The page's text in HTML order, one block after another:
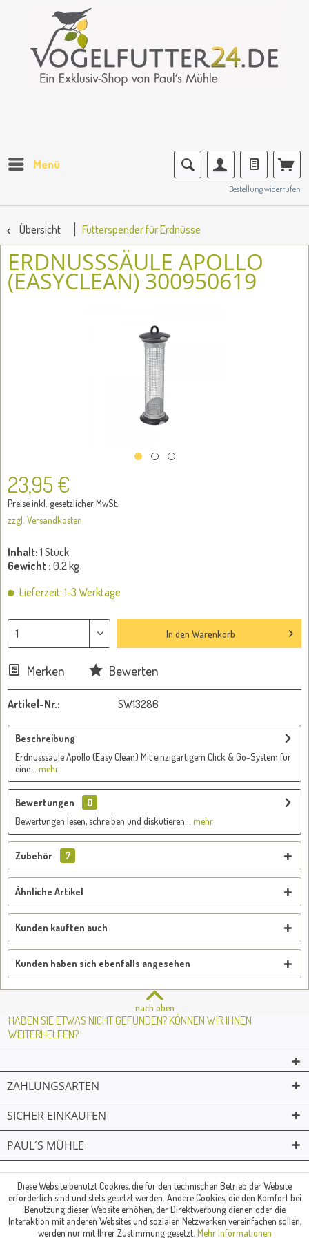
Menü
Bestellung widerrufen
Übersicht Futterspender für Erdnüsse
ERDNUSSSÄULE APOLLO
(EASYCLEAN) 300950619
23,95 €
Preise inkl. gesetzlicher MwSt.
zzgl. Versandkosten
Inhalt: 1 Stück
Gewicht : 0.2 kg
Lieferzeit: 1-3 Werktage
In den Warenkorb
Merken Bewerten
Artikel-Nr.: SW13286
Beschreibung
Erdnusssäule Apollo (Easy Clean) Mit einzigartigem Click & Go-System für
eine...
mehr
Bewertungen
0
Bewertungen lesen, schreiben und diskutieren...
mehr
Zubehör 7
Ähnliche Artikel
Kunden kauften auch
Kunden haben sich ebenfalls angesehen
nach oben
HABEN SIE ETWAS NICHT GEFUNDEN? KÖNNEN WIR IHNEN
WEITERHELFEN?
ZAHLUNGSARTEN
SICHER EINKAUFEN
PAUL´S MÜHLE
© Paul's Mühle | Inhaber: Christof Paul e.K. | Westring 2 | 45659
Recklinghausen
Fax: 02361 -28831 | E-Mail: info@pauls-muehle.de
Diese Website benutzt Cookies, die für den technischen Betrieb der Website
erforderlich sind und stets gesetzt werden. Andere Cookies, die den Komfort bei
Benutzung dieser Website erhöhen, der Direktwerbung dienen oder die
Interaktion mit anderen Websites und sozialen Netzwerken vereinfachen sollen,
werden nur mit Ihrer Zustimmung gesetzt. Mehr Informationen